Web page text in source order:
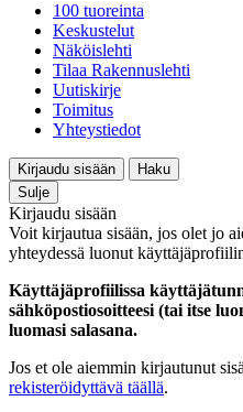
100 tuoreinta
Keskustelut
Näköislehti
Tilaa Rakennuslehti
Uutiskirje
Toimitus
Yhteystiedot
Kirjaudu sisään
Haku
Sulje
Kirjaudu sisään
Voit kirjautua sisään, jos olet jo
yhteydessä luonut
Käyttäjäprofiilissa
sähköpostiosoitteesi (tai itse
luomasi salasana.
Jos et ole aiemmin kirjautunut
rekisteröidyttävä täällä.